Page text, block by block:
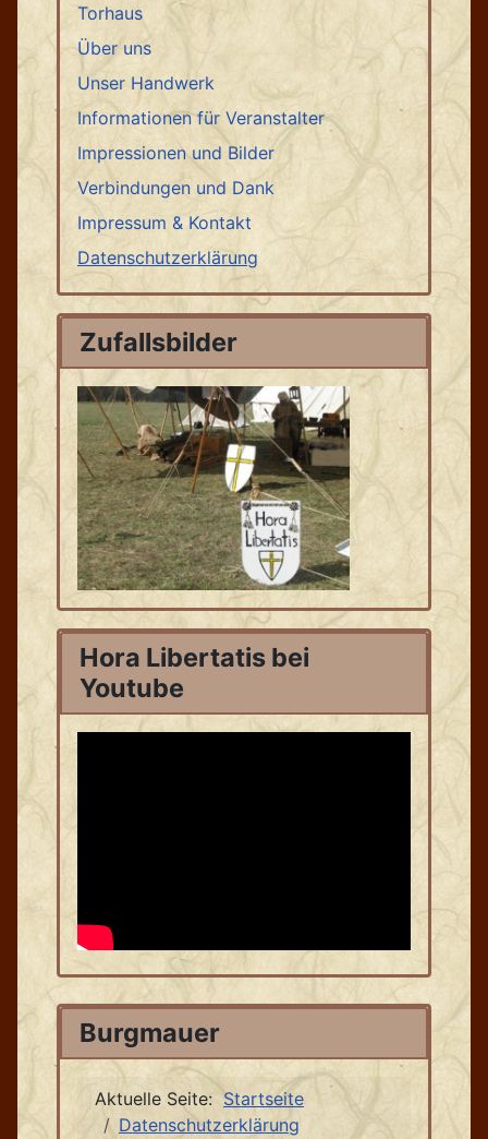
Torhaus
Über uns
Unser Handwerk
Informationen für Veranstalter
Impressionen und Bilder
Verbindungen und Dank
Impressum & Kontakt
Datenschutzerklärung
Zufallsbilder
Hora Libertatis bei
Youtube
Burgmauer
Aktuelle Seite:Startseite
Datenschutzerklärung